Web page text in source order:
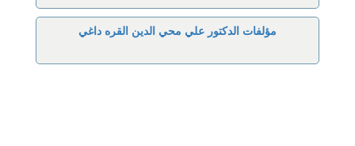
مؤلفات الدكتور علي محي الدين القره داغي